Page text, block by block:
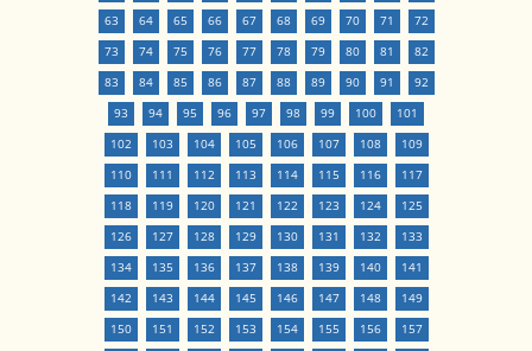
63
64 65 66 67 68 69 70 71
72
73
74 75 76 77 78 79 80 81
82
83
84 85 86 87 88 89 90 91
92
93
94 95 96 97 98 99 100
101
102
103 104 105 106 107 108
109
110
111 112 113 114 115 116
117
118
119 120 121 122 123 124
125
126
127 128 129 130 131 132
133
134
135 136 137 138 139 140
141
142
143 144 145 146 147 148
149
150
151 152 153 154 155 156
157